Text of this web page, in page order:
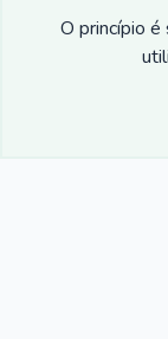
O princípio